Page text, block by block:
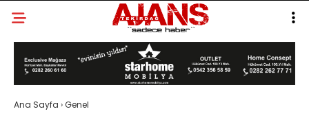
Ana Sayfa ›Genel